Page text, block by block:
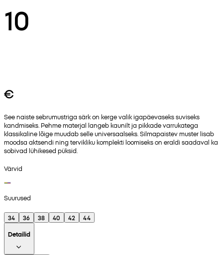
10
€
See naiste sebrumustriga särk on kerge valik igapäevaseks suviseks
kandmiseks. Pehme materjal langeb kaunilt ja pikkade varrukatega
klassikaline lõige muudab selle universaalseks. Silmapaistev muster lisab
moodsa aktsendi ning tervikliku komplekti loomiseks on eraldi saadaval ka
sobivad lühikesed püksid.
Värvid
Suurused
34 36 38 40 42
44
Detailid